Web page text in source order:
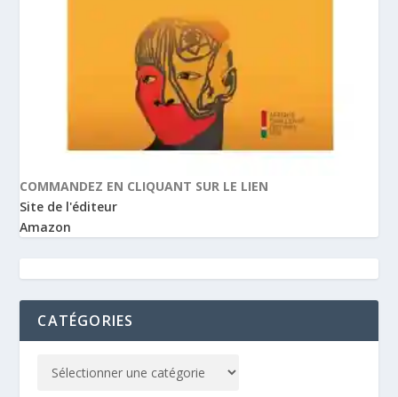
COMMANDEZ EN CLIQUANT SUR LE LIEN
Site de l'éditeur
Amazon
CATÉGORIES